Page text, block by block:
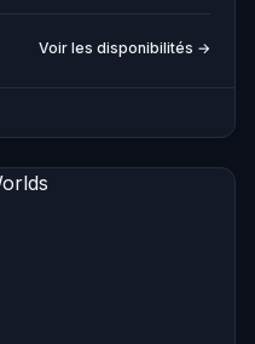
rôle essentiel la
Voir les disponibilités →